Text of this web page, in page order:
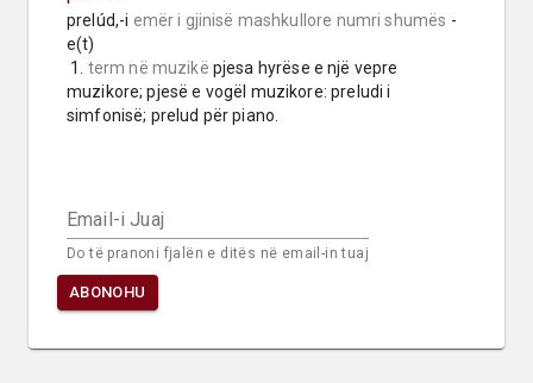
prelúd,-i emër i gjinisë mashkullore numri shumës -
e(t)
1. term në muzikë pjesa hyrëse e një vepre
muzikore; pjesë e vogël muzikore: preludi i
simfonisë; prelud për piano.
Email-i Juaj
Do të pranoni fjalën e ditës në email-in tuaj
ABONOHU